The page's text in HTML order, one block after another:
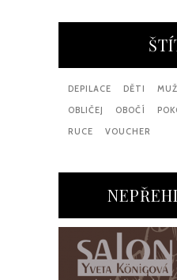
DEPILACE DĚTI
OBLIČEJ
OBOČÍ
RUCE
VOUCHER